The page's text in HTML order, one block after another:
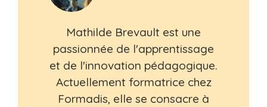
Mathilde Brevault est une
passionnée de l'apprentissage
et de l'innovation pédagogique.
Actuellement formatrice chez
Formadis, elle se consacre à